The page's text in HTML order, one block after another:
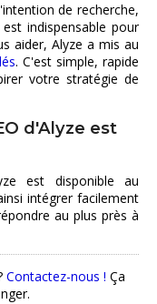
de recherche,
indispensable pour
aider, Alyze a mis au
. C'est simple, rapide
votre stratégie de
d'Alyze est
est disponible au
intégrer facilement
au plus près à
Contactez-nous ! Ça